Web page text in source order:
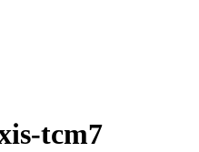
tcm7